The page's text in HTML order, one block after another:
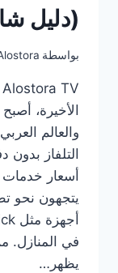
(دليل شامل
بواسطة
الأخيرة،
والعالم
التلفاز بدون
أسعار خدمات
يتجهون نحو
في المنازل.
يظهر…